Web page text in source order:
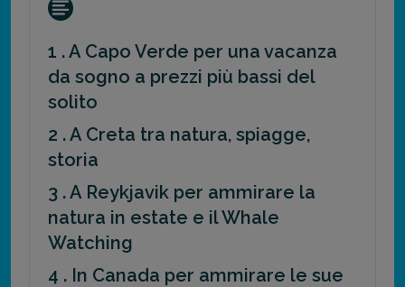
1 . A Capo Verde per una vacanza
da sogno a prezzi più bassi del
solito
2 . A Creta tra natura, spiagge,
storia
3 . A Reykjavik per ammirare la
natura in estate e il Whale
Watching
4 . In Canada per ammirare le sue